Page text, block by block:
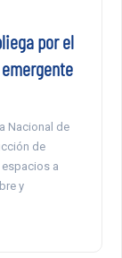
por el
Nacional de
de
espacios a
y